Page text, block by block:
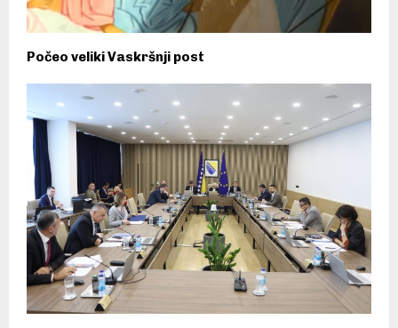
Počeo veliki Vaskršnji post